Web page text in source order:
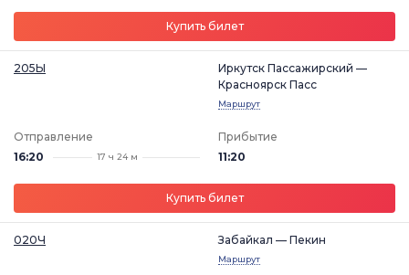
Купить билет
205Ы
Иркутск Пассажирский —
Красноярск Пасс
Маршрут
Отправление
16:20
17 ч 24 м
Прибытие
11:20
Купить билет
020Ч Забайкал — Пекин
Маршрут